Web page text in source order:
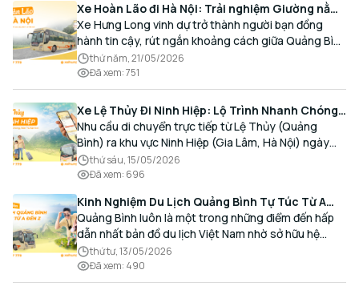
Xe Hoàn Lão đi Hà Nội: Trải nghiệm Giường nằm
Cao cấp, Đón trả Tận nơi
Xe Hưng Long vinh dự trở thành người bạn đồng
hành tin cậy, rút ngắn khoảng cách giữa Quảng Bình
và Thủ đô bằng chất lượng dịch vụ chuẩn mực.
thứ năm, 21/05/2026
Đã xem:751
Xe Lệ Thủy Đi Ninh Hiệp: Lộ Trình Nhanh Chóng,
Đón Trả Tận Nơi
Nhu cầu di chuyển trực tiếp từ Lệ Thủy (Quảng
Bình) ra khu vực Ninh Hiệp (Gia Lâm, Hà Nội) ngày
càng gia tăng, đặc biệt đối với các hành khách có
nhu cầu giao thương, kinh doanh và mua sắm.
thứ sáu, 15/05/2026
Đã xem: 696
Kinh Nghiệm Du Lịch Quảng Bình Tự Túc Từ A
Đến Z Chi Tiết Nhất
Quảng Bình luôn là một trong những điểm đến hấp
dẫn nhất bản đồ du lịch Việt Nam nhờ sở hữu hệ
thống hang động kỳ vĩ, những bãi biển hoang sơ và
nét ẩm thực đậm đà bản sắc.
thứ tư, 13/05/2026
Đã xem: 490